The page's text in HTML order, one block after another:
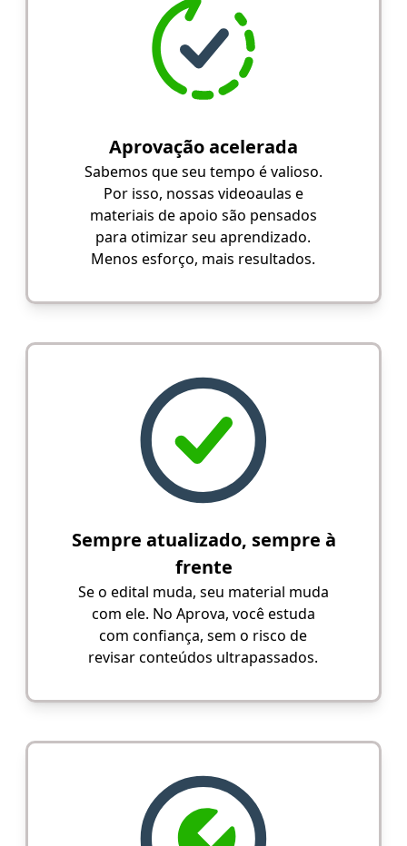
Aprovação acelerada
Sabemos que seu tempo é valioso.
Por isso, nossas videoaulas e
materiais de apoio são pensados
para otimizar seu aprendizado.
Menos esforço, mais resultados.
Sempre atualizado, sempre à
frente
Se o edital muda, seu material muda
com ele. No Aprova, você estuda
com confiança, sem o risco de
revisar conteúdos ultrapassados.